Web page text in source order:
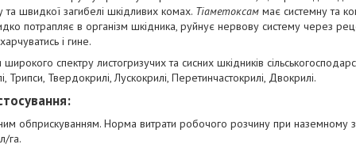
та швидкої загибелі шкідливих комах. Тіаметоксам має системну та
потрапляє в організм шкідника, руйнує нервову систему через
і гине.
спектру листогризучих та сисних шкідників
Трипси, Твердокрилі, Лускокрилі, Перетинчастокрилі, Двокрилі.
:
обприскуванням. Норма витрати робочого розчину при наземному
га.